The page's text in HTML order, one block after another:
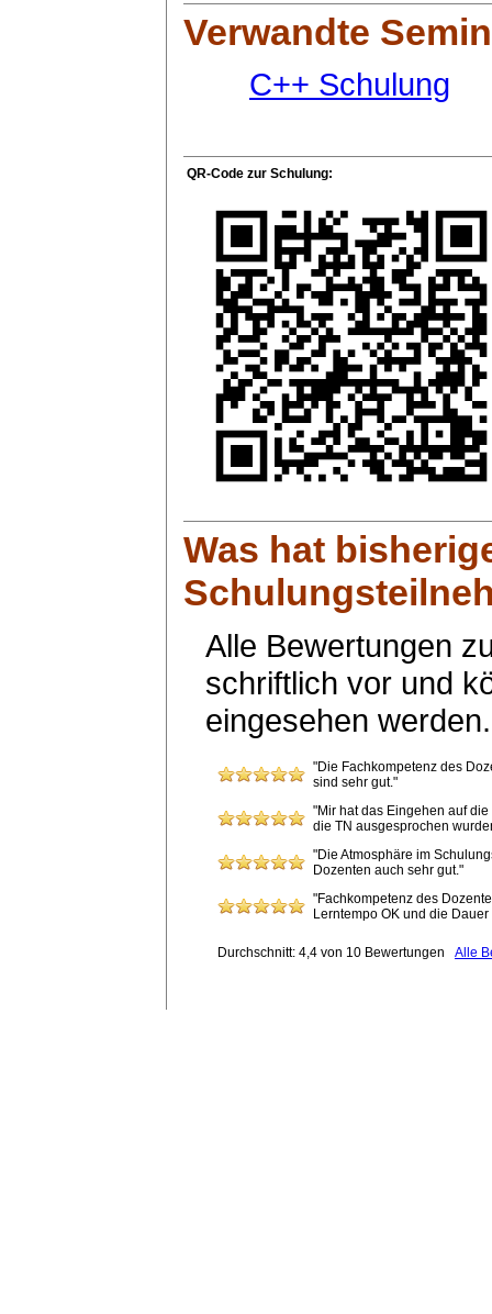
Verwandte
C++ Schulung
QR-Code zur Schulung:
Was hat
Alle Bewertungen
schriftlich vor und
eingesehen werden.
"Die Fachkompetenz des
sind sehr gut."
"Mir hat das Eingehen auf
die TN ausgesprochen
"Die Atmosphäre im
Dozenten auch sehr gut."
"Fachkompetenz des
Lerntempo OK und die
Durchschnitt: 4,4 von 10 Bewertungen Alle